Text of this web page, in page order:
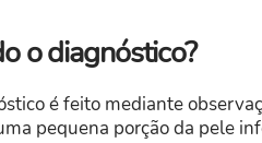
o diagnóstico?
é feito mediante
pequena porção da pele